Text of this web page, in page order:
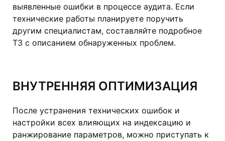
выявленные ошибки в процессе аудита. Если
технические работы планируете поручить
другим специалистам, составляйте подробное
ТЗ с описанием обнаруженных проблем.
ВНУТРЕННЯЯ ОПТИМИЗАЦИЯ
После устранения технических ошибок и
настройки всех влияющих на индексацию и
ранжирование параметров, можно приступать к